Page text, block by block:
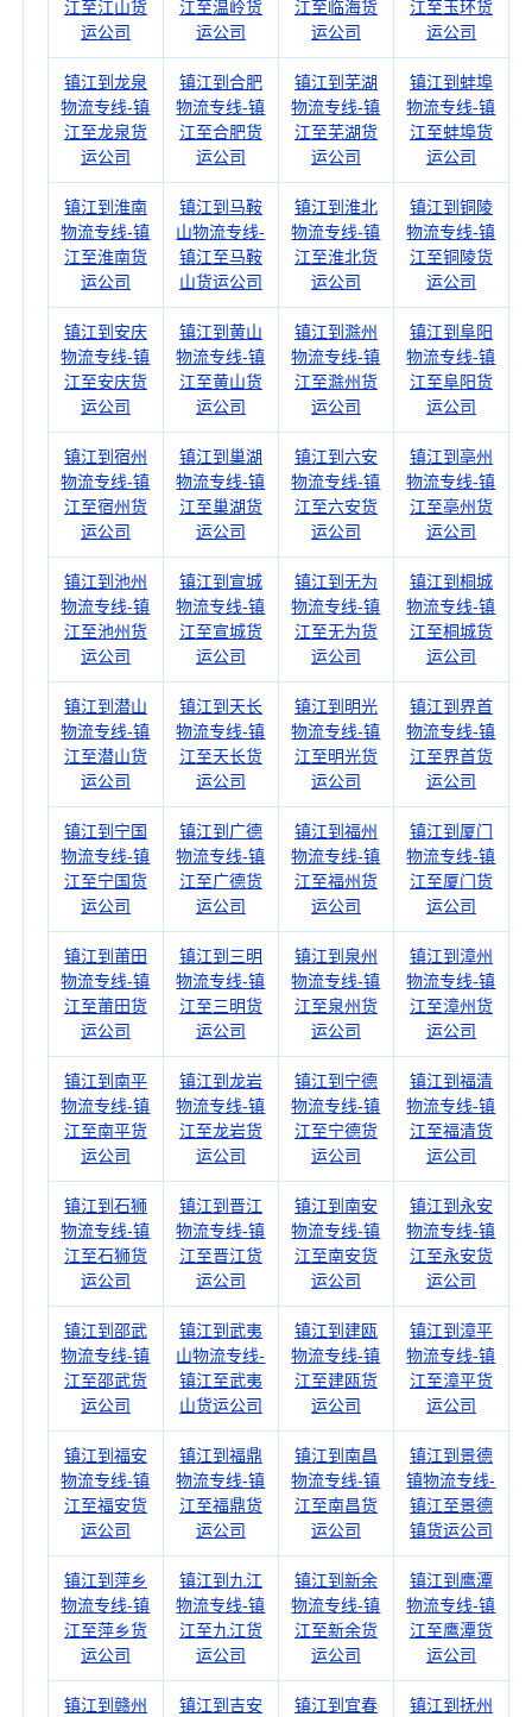
江至江山货
运公司
江至温岭货
运公司
江至临海货
运公司
江至玉环货
运公司
镇江到龙泉
物流专线-镇
江至龙泉货
运公司
镇江到合肥
物流专线-镇
江至合肥货
运公司
镇江到芜湖
物流专线-镇
江至芜湖货
运公司
镇江到蚌埠
物流专线-镇
江至蚌埠货
运公司
镇江到淮南
物流专线-镇
江至淮南货
运公司
镇江到马鞍
山物流专线-
镇江至马鞍
山货运公司
镇江到淮北
物流专线-镇
江至淮北货
运公司
镇江到铜陵
物流专线-镇
江至铜陵货
运公司
镇江到安庆
物流专线-镇
江至安庆货
运公司
镇江到黄山
物流专线-镇
江至黄山货
运公司
镇江到滁州
物流专线-镇
江至滁州货
运公司
镇江到阜阳
物流专线-镇
江至阜阳货
运公司
镇江到宿州
物流专线-镇
江至宿州货
运公司
镇江到巢湖
物流专线-镇
江至巢湖货
运公司
镇江到六安
物流专线-镇
江至六安货
运公司
镇江到亳州
物流专线-镇
江至亳州货
运公司
镇江到池州
物流专线-镇
江至池州货
运公司
镇江到宣城
物流专线-镇
江至宣城货
运公司
镇江到无为
物流专线-镇
江至无为货
运公司
镇江到桐城
物流专线-镇
江至桐城货
运公司
镇江到潜山
物流专线-镇
江至潜山货
运公司
镇江到天长
物流专线-镇
江至天长货
运公司
镇江到明光
物流专线-镇
江至明光货
运公司
镇江到界首
物流专线-镇
江至界首货
运公司
镇江到宁国
物流专线-镇
江至宁国货
运公司
镇江到广德
物流专线-镇
江至广德货
运公司
镇江到福州
物流专线-镇
江至福州货
运公司
镇江到厦门
物流专线-镇
江至厦门货
运公司
镇江到莆田
物流专线-镇
江至莆田货
运公司
镇江到三明
物流专线-镇
江至三明货
运公司
镇江到泉州
物流专线-镇
江至泉州货
运公司
镇江到漳州
物流专线-镇
江至漳州货
运公司
镇江到南平
物流专线-镇
江至南平货
运公司
镇江到龙岩
物流专线-镇
江至龙岩货
运公司
镇江到宁德
物流专线-镇
江至宁德货
运公司
镇江到福清
物流专线-镇
江至福清货
运公司
镇江到石狮
物流专线-镇
江至石狮货
运公司
镇江到晋江
物流专线-镇
江至晋江货
运公司
镇江到南安
物流专线-镇
江至南安货
运公司
镇江到永安
物流专线-镇
江至永安货
运公司
镇江到邵武
物流专线-镇
江至邵武货
运公司
镇江到武夷
山物流专线-
镇江至武夷
山货运公司
镇江到建瓯
物流专线-镇
江至建瓯货
运公司
镇江到漳平
物流专线-镇
江至漳平货
运公司
镇江到福安
物流专线-镇
江至福安货
运公司
镇江到福鼎
物流专线-镇
江至福鼎货
运公司
镇江到南昌
物流专线-镇
江至南昌货
运公司
镇江到景德
镇物流专线-
镇江至景德
镇货运公司
镇江到萍乡
物流专线-镇
江至萍乡货
运公司
镇江到九江
物流专线-镇
江至九江货
运公司
镇江到新余
物流专线-镇
江至新余货
运公司
镇江到鹰潭
物流专线-镇
江至鹰潭货
运公司
镇江到赣州
镇江到吉安
镇江到宜春
镇江到抚州